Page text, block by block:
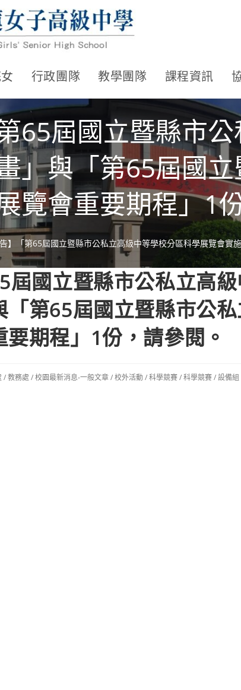
行政團隊 教學團隊 課程資訊
65屆國立暨縣市
」與「第65屆國
覽會重要期程」1
告】「第65屆國立暨縣市公私立高級中等學校分區科學展覽會
屆國立暨縣市公私立高
「第65屆國立暨縣市公
期程」1份，請參閱。
/教務處 /校園最新消息-一般文章/校外活動/科學競賽/科學競賽/設備組